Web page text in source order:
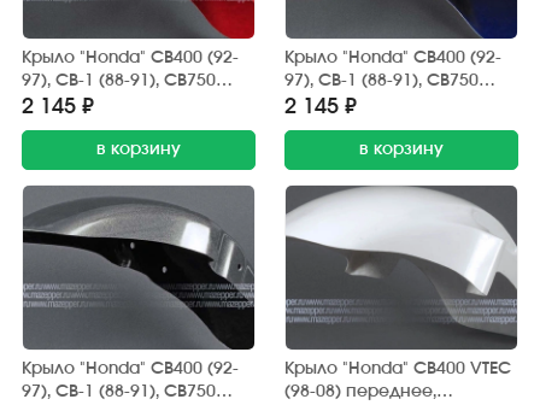
Крыло "Honda" CB400 (92-
97), CB-1 (88-91), CB750
переднее, стеклопластик
(красное)
2 145 ₽
в корзину
Крыло "Honda" CB400 (92-
97), CB-1 (88-91), CB750
переднее, стеклопластик
(синее)
2 145 ₽
в корзину
Крыло "Honda" CB400 (92-
97), CB-1 (88-91), CB750
Крыло "Honda" CB400 VTEC
(98-08) переднее,